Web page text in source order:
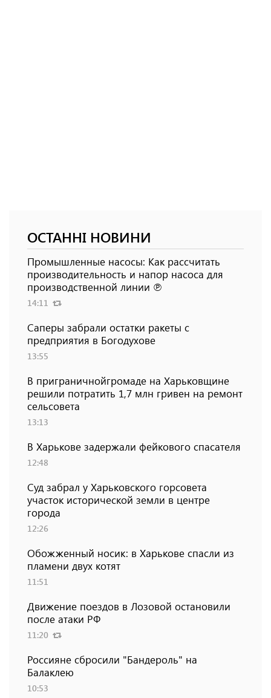
ОСТАННІ НОВИНИ
Промышленные насосы: Как рассчитать
производительность и напор насоса для
производственной линии ℗
14:11
Саперы забрали остатки ракеты с
предприятия в Богодухове
13:55
В приграничнойгромаде на Харьковщине
решили потратить 1,7 млн ​​гривен на ремонт
сельсовета
13:13
В Харькове задержали фейкового спасателя
12:48
Суд забрал у Харьковского горсовета
участок исторической земли в центре
города
12:26
Обожженный носик: в Харькове спасли из
пламени двух котят
11:51
Движение поездов в Лозовой остановили
после атаки РФ
11:20
Россияне сбросили "Бандероль" на
Балаклею
10:53